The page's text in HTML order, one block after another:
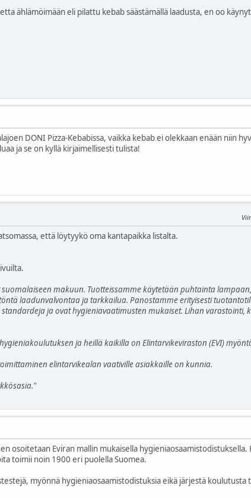
ählämöimään eli pilattu kebab säästämällä laadusta, en oo
DONI Pizza-Kebabissa, vaikka kebab ei olekkaan enään niin
ja se on kyllä kirjaimellisesti tulista!
että löytyykö oma kantapaikka listalta.
suomalaiseen makuun. Tuotteissamme käytetään puhtainta
laadunvalvontaa ja tarkkailua. Panostamme erityisesti
ja ovat hygieniavaatimusten mukaiset. Lihan varastointi,
ja heillä kaikilla on Elintarvikeviraston (EVI)
elintarvikealan vaativille asiakkaille on kunnia.
osoitetaan Eviran mallin mukaisella
toimii noin 1900 eri puolella Suomea.
myönnä hygieniaosaamistodistuksia eikä järjestä